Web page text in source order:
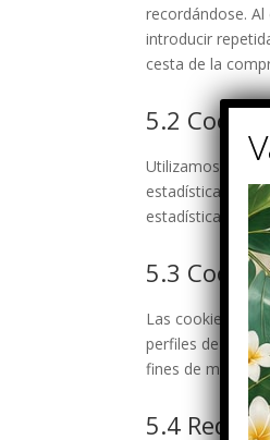
recordándose.
introducir
cesta de la
5.2
Utilizamos
estadísticas
estadísticas.
5.3
Las cookies de
perfiles de
fines de
5.4 Redes